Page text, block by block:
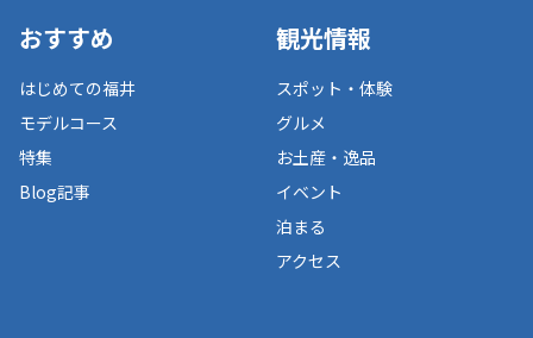
おすすめ
はじめての福井
モデルコース
特集
Blog記事
観光情報
スポット・体験
グルメ
お土産・逸品
イベント
泊まる
アクセス